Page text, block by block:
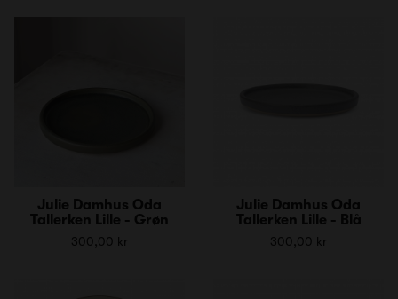
Julie Damhus Oda
Tallerken Lille - Grøn
300,00 kr
Julie Damhus Oda
Tallerken Lille - Blå
300,00 kr